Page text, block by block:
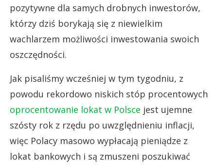
pozytywne dla samych drobnych inwestorów,
którzy dziś borykają się z niewielkim
wachlarzem możliwości inwestowania swoich
oszczędności.
Jak pisaliśmy wcześniej w tym tygodniu, z
powodu rekordowo niskich stóp procentowych
oprocentowanie lokat w Polsce jest ujemne
szósty rok z rzędu po uwzględnieniu inflacji,
więc Polacy masowo wypłacają pieniądze z
lokat bankowych i są zmuszeni poszukiwać